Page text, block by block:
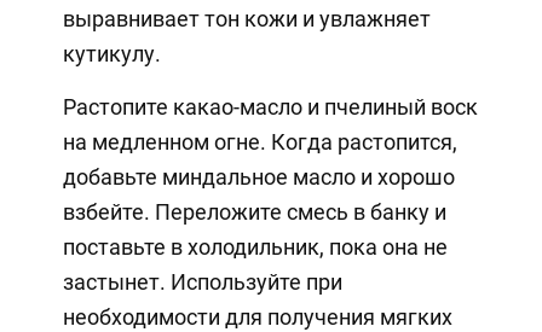
выравнивает тон кожи и увлажняет
кутикулу.
Растопите какао-масло и пчелиный воск
на медленном огне. Когда растопится,
добавьте миндальное масло и хорошо
взбейте. Переложите смесь в банку и
поставьте в холодильник, пока она не
застынет. Используйте при
необходимости для получения мягких